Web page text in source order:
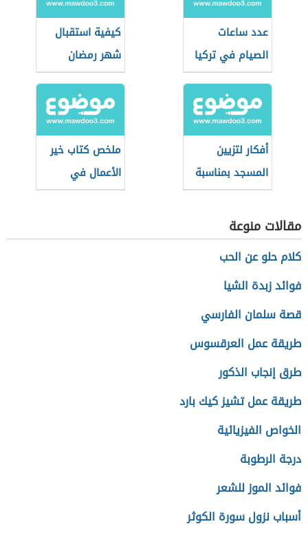
عدد ساعات
الصيام في تركيا
كيفية استقبال
شهر رمضان
أفكار لتزيين
المسجد بمناسبة
رمضان للأطفال
ملخص كتاب خير
الأعمال في
رمضان
مقالات منوعة
كلام حلو عن الحب
فوائد زبدة الشيا
قصة سلمان الفارسي
طريقة عمل العرقسوس
طرق إنجاب الذكور
طريقة عمل تشيز كيك بارد
الخواص الفيزيائية
درجة الرطوبة
فوائد الموز للشعر
أسباب نزول سورة الكوثر